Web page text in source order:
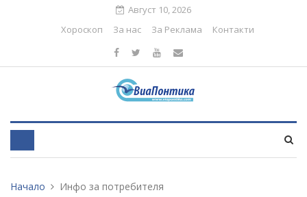
Август 10, 2026
Хороскоп
За нас За Реклама Контакти
Начало Инфо за потребителя